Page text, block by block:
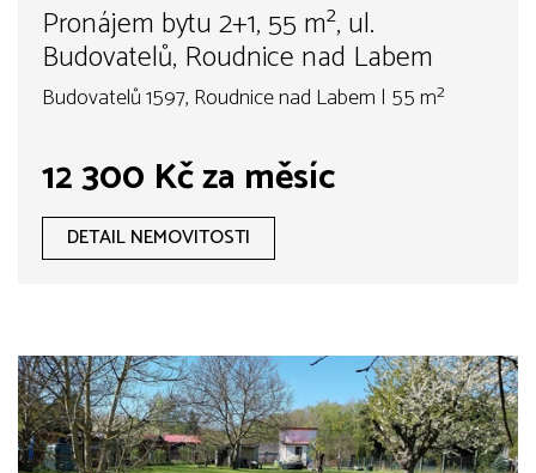
Pronájem bytu 2+1, 55 m², ul.
Budovatelů, Roudnice nad Labem
Budovatelů 1597, Roudnice nad Labem | 55 m²
12 300 Kč za měsíc
DETAIL NEMOVITOSTI